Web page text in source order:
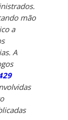
mão
a
A